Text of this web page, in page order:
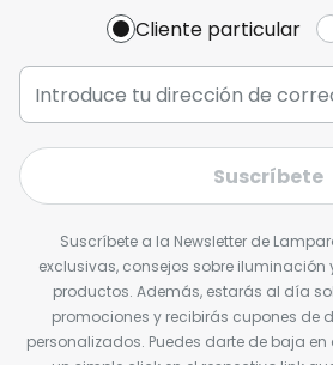
Cliente particular
Suscríbete
Suscríbete a la Newsletter de
exclusivas, consejos sobre iluminación
productos. Además, estarás al día
promociones y recibirás cupones de
personalizados. Puedes darte de baja